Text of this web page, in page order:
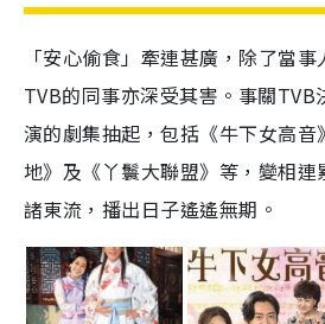
「安心偷食」牽連甚廣，除了當
TVB的同事亦深受其害。事關TVB
演的劇集抽起，包括《牛下女高
地》及《丫鬟大聯盟》等，變相
諸東流，播出日子遙遙無期。